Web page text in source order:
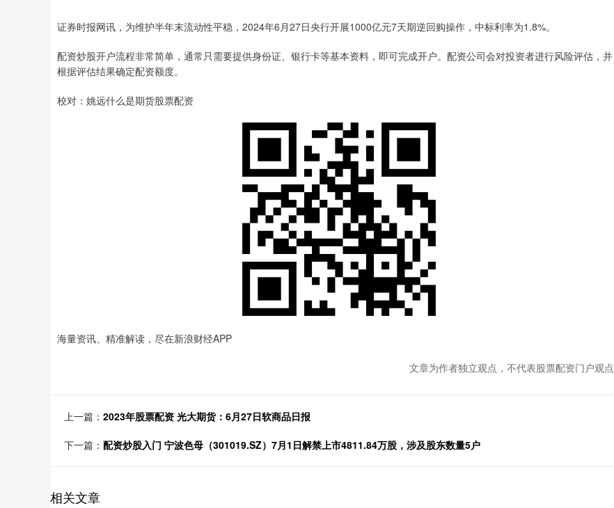
证券时报网讯，为维护半年末流动性平稳，2024年6月27日央行开展1000亿元7天期逆回购操作，中标利率为1.8%。
配资炒股开户流程非常简单，通常只需要提供身份证、银行卡等基本资料，即可完成开户。配资公司会对投资者进行风险评估，并
根据评估结果确定配资额度。
校对：姚远什么是期货股票配资
海量资讯、精准解读，尽在新浪财经APP
文章为作者独立观点，不代表股票配资门户观点
上一篇： 2023年股票配资 光大期货：6月27日软商品日报
下一篇： 配资炒股入门 宁波色母（301019.SZ）7月1日解禁上市4811.84万股，涉及股东数量5户
相关文章